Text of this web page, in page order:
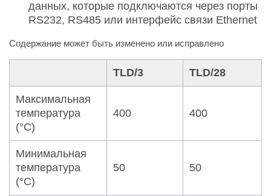
данных, которые подключаются через порты
RS232, RS485 или интерфейс связи Ethernet
Содержание может быть изменено или исправлено
TLD/3 TLD/28
Максимальная
температура
(°C)
400 400
Минимальная
температура
(°C)
50 50